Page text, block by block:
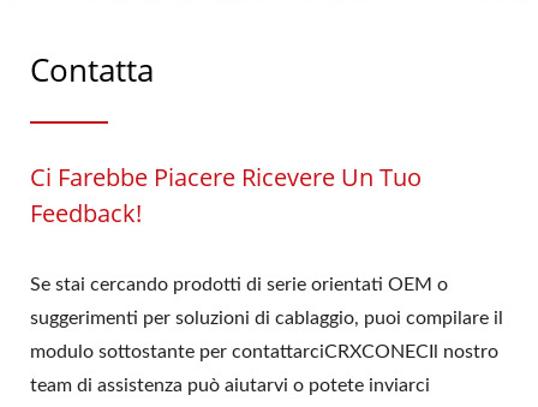
Contatta
Ci Farebbe Piacere Ricevere Un Tuo
Feedback!
Se stai cercando prodotti di serie orientati OEM o
suggerimenti per soluzioni di cablaggio, puoi compilare il
modulo sottostante per contattarciCRXCONECIl nostro
team di assistenza può aiutarvi o potete inviarci